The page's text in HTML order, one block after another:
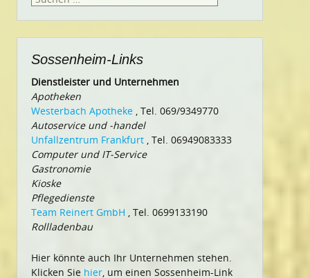
Sossenheim-Links
Dienstleister und Unternehmen
Apotheken
Westerbach Apotheke , Tel. 069/9349770
Autoservice und -handel
Unfallzentrum Frankfurt , Tel. 06949083333
Computer und IT-Service
Gastronomie
Kioske
Pflegedienste
Team Reinert GmbH , Tel. 0699133190
Rollladenbau
Hier könnte auch Ihr Unternehmen stehen.
Klicken Sie hier, um einen Sossenheim-Link